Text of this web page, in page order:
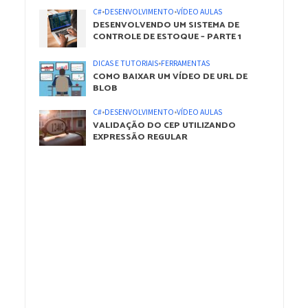
C#•DESENVOLVIMENTO•VÍDEO AULAS
DESENVOLVENDO UM SISTEMA DE
CONTROLE DE ESTOQUE – PARTE 1
DICAS E TUTORIAIS•FERRAMENTAS
COMO BAIXAR UM VÍDEO DE URL DE
BLOB
C#•DESENVOLVIMENTO•VÍDEO AULAS
VALIDAÇÃO DO CEP UTILIZANDO
EXPRESSÃO REGULAR